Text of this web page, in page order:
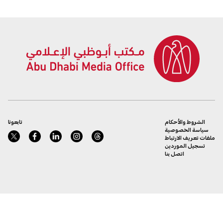
تابعونا
الشروط والأحكام
سياسة الخصوصية
ملفات تعريف الارتباط
تسجيل الموردين
اتصل بنا